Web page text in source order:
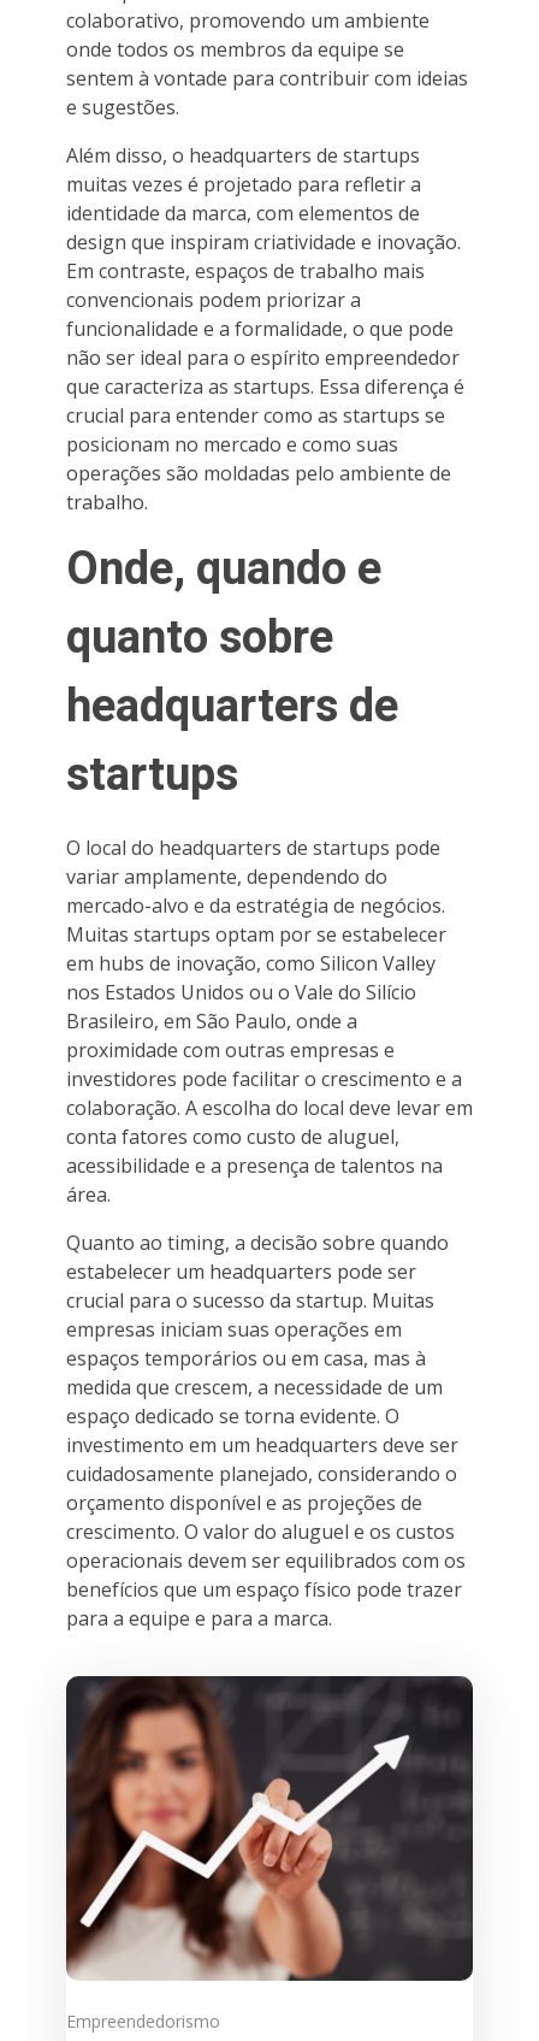
colaborativo, promovendo um ambiente
onde todos os membros da equipe se
sentem à vontade para contribuir com ideias
e sugestões.
Além disso, o headquarters de startups
muitas vezes é projetado para refletir a
identidade da marca, com elementos de
design que inspiram criatividade e inovação.
Em contraste, espaços de trabalho mais
convencionais podem priorizar a
funcionalidade e a formalidade, o que pode
não ser ideal para o espírito empreendedor
que caracteriza as startups. Essa diferença é
crucial para entender como as startups se
posicionam no mercado e como suas
operações são moldadas pelo ambiente de
trabalho.
Onde, quando e
quanto sobre
headquarters de
startups
O local do headquarters de startups pode
variar amplamente, dependendo do
mercado-alvo e da estratégia de negócios.
Muitas startups optam por se estabelecer
em hubs de inovação, como Silicon Valley
nos Estados Unidos ou o Vale do Silício
Brasileiro, em São Paulo, onde a
proximidade com outras empresas e
investidores pode facilitar o crescimento e a
colaboração. A escolha do local deve levar em
conta fatores como custo de aluguel,
acessibilidade e a presença de talentos na
área.
Quanto ao timing, a decisão sobre quando
estabelecer um headquarters pode ser
crucial para o sucesso da startup. Muitas
empresas iniciam suas operações em
espaços temporários ou em casa, mas à
medida que crescem, a necessidade de um
espaço dedicado se torna evidente. O
investimento em um headquarters deve ser
cuidadosamente planejado, considerando o
orçamento disponível e as projeções de
crescimento. O valor do aluguel e os custos
operacionais devem ser equilibrados com os
benefícios que um espaço físico pode trazer
para a equipe e para a marca.
Empreendedorismo